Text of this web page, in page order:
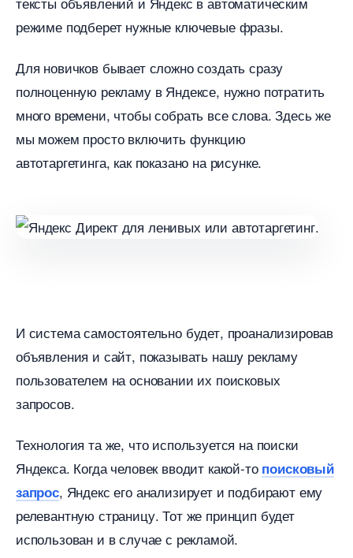
режиме подберет нужные ключевые фразы.
Для новичков бывает сложно создать сразу
полноценную рекламу в Яндексе, нужно потратить
много времени, чтобы собрать все слова. Здесь же
мы можем просто включить функцию
автотаргетинга, как показано на рисунке.
И система самостоятельно будет, проанализирова
объявления и сайт, показывать нашу рекламу
пользователем на основании их поисковых
запросов.
Технология та же, что используется на поиски
Яндекса. Когда человек вводит какой-то поисковый
запрос, Яндекс его анализирует и подбирают ему
релевантную страницу. Тот же принцип будет
использован и в случае с рекламой.